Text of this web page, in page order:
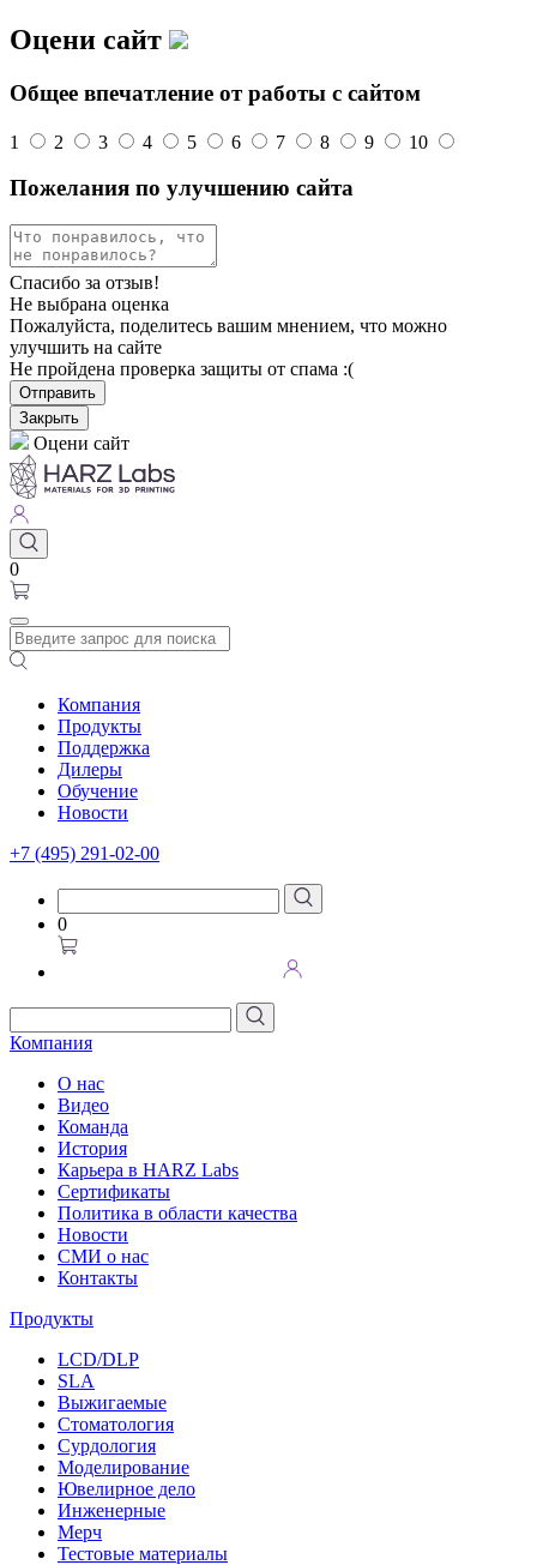
Оцени сайт
Общее впечатление от работы с сайтом
1 2 3 4 5 6 7 8 9 10
Пожелания по улучшению сайта
Спасибо за отзыв!
Не выбрана оценка
Пожалуйста, поделитесь вашим мнением, что можно
улучшить на сайте
Не пройдена проверка защиты от спама :(
Отправить
Закрыть
Оцени сайт
0
Компания
Продукты
Поддержка
Дилеры
Обучение
Новости
+7 (495) 291-02-00
0
Компания
О нас
Видео
Команда
История
Карьера в HARZ Labs
Сертификаты
Политика в области качества
Новости
СМИ о нас
Контакты
Продукты
LCD/DLP
SLA
Выжигаемые
Стоматология
Сурдология
Моделирование
Ювелирное дело
Инженерные
Мерч
Тестовые материалы